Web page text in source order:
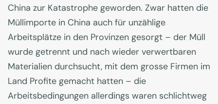
China zur Katastrophe geworden. Zwar hatten die
Müllimporte in China auch für unzählige
Arbeitsplätze in den Provinzen gesorgt – der Müll
wurde getrennt und nach wieder verwertbaren
Materialien durchsucht, mit dem grosse Firmen im
Land Profite gemacht hatten – die
Arbeitsbedingungen allerdings waren schlichtweg